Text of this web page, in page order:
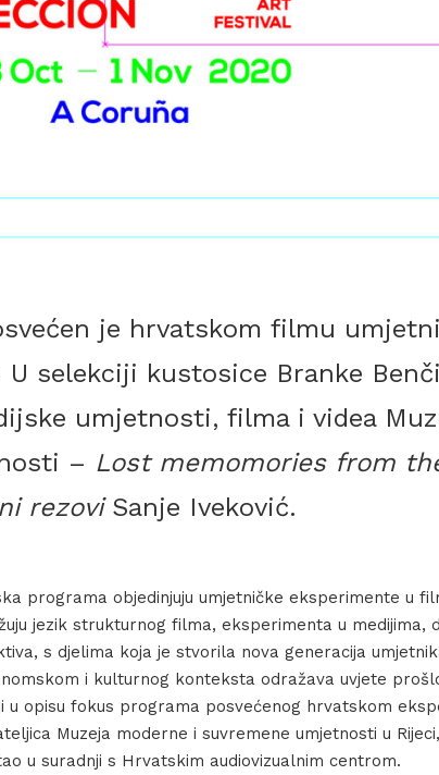
je hrvatskom filmu
U selekciji kustosice Branke
umjetnosti, filma i videa
– Lost memomories from
rezoviSanje Iveković.
programa objedinjuju umjetničke eksperimente u
jezik strukturnog filma, eksperimenta u medijima,
s djelima koja je stvorila nova generacija
i kulturnog konteksta odražava uvjete
u opisu fokus programa posvećenog hrvatskom
Muzeja moderne i suvremene umjetnosti u
u suradnji s Hrvatskim audiovizualnim centrom.